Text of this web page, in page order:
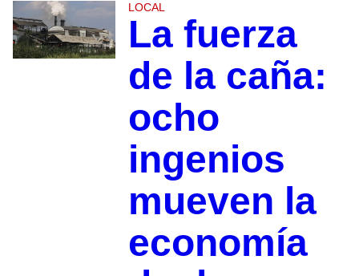
LOCAL
La fuerza
de la caña:
ocho
ingenios
mueven la
economía